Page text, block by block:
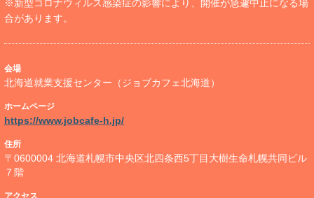
※新型コロナウィルス感染症の影響により、開催が急遽中止になる場
合があります。
会場
北海道就業支援センター（ジョブカフェ北海道）
ホームページ
https://www.jobcafe-h.jp/
住所
〒0600004 北海道札幌市中央区北四条西5丁目大樹生命札幌共同ビル
７階